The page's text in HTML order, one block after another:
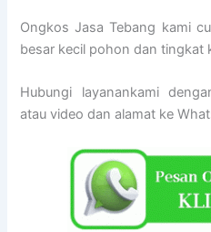
Ongkos Jasa Tebang kami
besar kecil pohon dan tingkat
Hubungi layanankami
atau video dan alamat ke